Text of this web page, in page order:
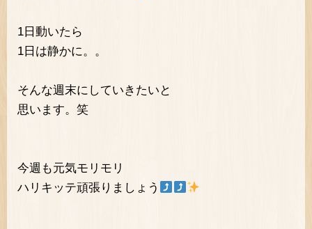
1日動いたら
1日は静かに。。
そんな週末にしていきたいと
思います。笑
今週も元気モリモリ
ハリキッテ頑張りましょう